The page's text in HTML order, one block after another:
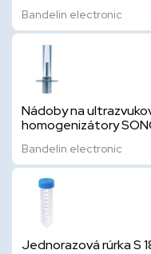
Bandelin electronic
Nádoby na
homogenizátory
Bandelin electronic
Jednorazová rúrka S